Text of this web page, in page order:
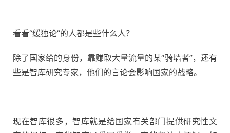
看看“缓独论”的人都是些什么人？
除了国家给的身份，靠赚取大量流量的某“骑墙者”，还有
些是智库研究专家，他们的言论会影响国家的战略。
现在智库很多，智库就是给国家有关部门提供研究性文